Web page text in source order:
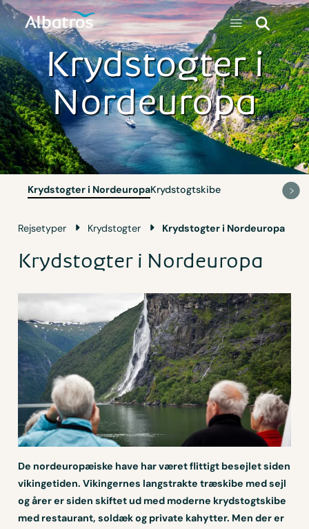
Krydstogter i
Nordeuropa
Krydstogter i NordeuropaKrydstogtskibe
Rejsetyper Krydstogter Krydstogter i Nordeuropa
Krydstogter i Nordeuropa
De nordeuropæiske have har været flittigt besejlet siden
vikingetiden. Vikingernes langstrakte træskibe med sejl
og årer er siden skiftet ud med moderne krydstogtskibe
med restaurant, soldæk og private kahytter. Men der er